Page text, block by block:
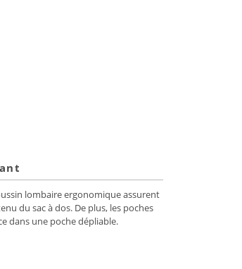
lombaire ergonomique assurent
du sac à dos. De plus, les poches
dans une poche dépliable.